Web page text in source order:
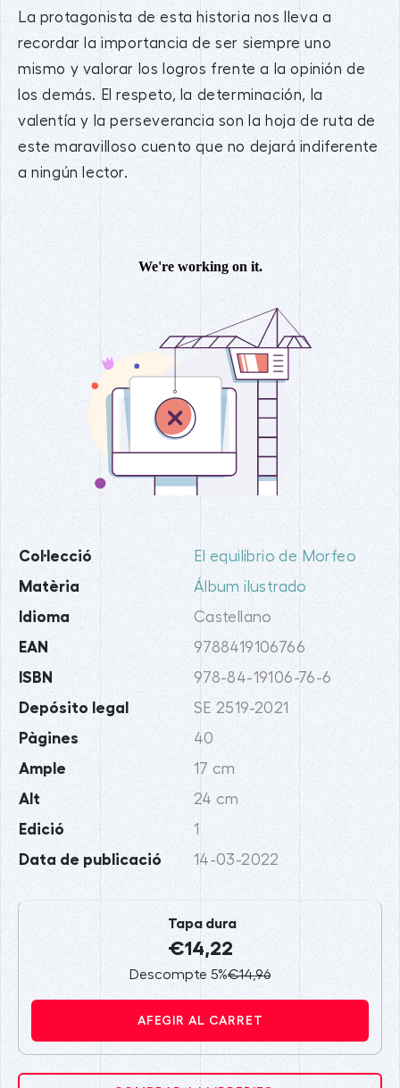
La protagonista de esta historia nos lleva a
recordar la importancia de ser siempre uno
mismo y valorar los logros frente a la opinión de
los demás. El respeto, la determinación, la
valentía y la perseverancia son la hoja de ruta de
este maravilloso cuento que no dejará indiferente
a ningún lector.
Col·lecció El equilibrio de Morfeo
Matèria Álbum ilustrado
Idioma Castellano
EAN 9788419106766
ISBN 978-84-19106-76-6
Depósito legal SE 2519-2021
Pàgines 40
Ample 17 cm
Alt 24 cm
Edició 1
Data de publicació 14-03-2022
Tapa dura
€14,22
Descompte 5%€14,96
AFEGIR AL CARRET